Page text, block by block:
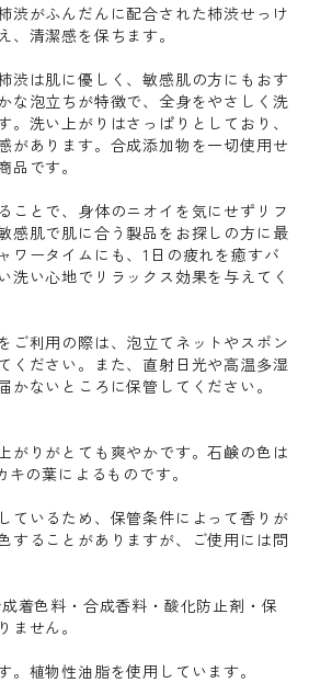
渋がふんだんに配合された柿渋せっけ
、清潔感を保ちます。
渋は肌に優しく、敏感肌の方にもおす
な泡立ちが特徴で、全身をやさしく洗
。洗い上がりはさっぱりとしており、
があります。合成添加物を一切使用せ
品です。
ことで、身体のニオイを気にせずリフ
感肌で肌に合う製品をお探しの方に最
ワータイムにも、1日の疲れを癒すバ
洗い心地でリラックス効果を与えてく
ご利用の際は、泡立てネットやスポン
ください。また、直射日光や高温多湿
かないところに保管してください。
がりがとても爽やかです。石鹸の色は
の葉によるものです。
ているため、保管条件によって香りが
することがありますが、ご使用には問
着色料・合成香料・酸化防止剤・保
ません。
。植物性油脂を使用しています。